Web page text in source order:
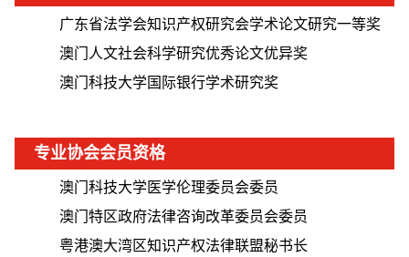
广东省法学会知识产权研究会学术论文研究一等奖
澳门人文社会科学研究优秀论文优异奖
澳门科技大学国际银行学术研究奖
专业协会会员资格
澳门科技大学医学伦理委员会委员
澳门特区政府法律咨询改革委员会委员
粤港澳大湾区知识产权法律联盟秘书长